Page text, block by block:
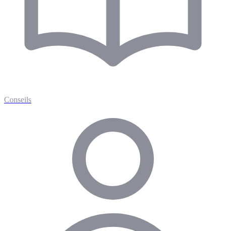
Conseils